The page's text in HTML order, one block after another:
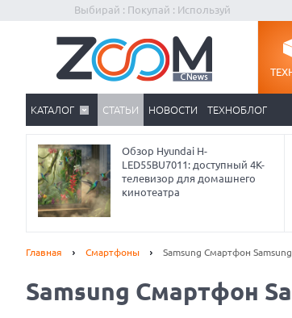
Выбирай : Покупай : Используй
КАТАЛОГ СТАТЬИ НОВОСТИ ТЕХНОБЛОГ
Обзор Hyundai H-
LED55BU7011: доступный 4K-
телевизор для домашнего
кинотеатра
Главная Смартфоны Samsung Смартфон
Samsung Смартфон